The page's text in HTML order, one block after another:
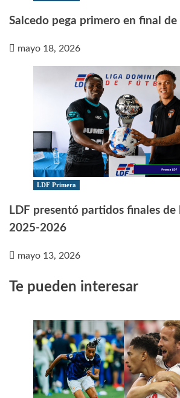
Salcedo pega primero en final de
mayo 18, 2026
LDF Primera
LDF presentó partidos finales
2025-2026
mayo 13, 2026
Te pueden interesar